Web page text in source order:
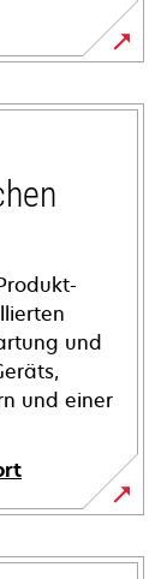
und
und einer